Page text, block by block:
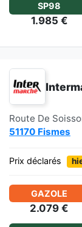
SP98
1.985 €
Route De
51170 Fismes
Prix déclarés
GAZOLE
2.079 €